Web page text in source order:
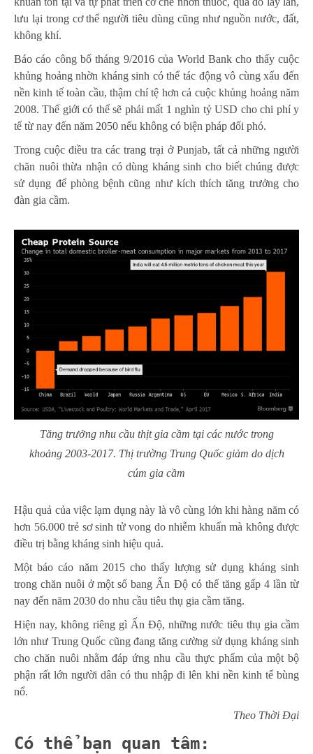
lưu lại trong cơ thể người tiêu dùng cũng như nguồn nước, đất,
không khí.
Báo cáo công bố tháng 9/2016 của World Bank cho thấy cuộc
khủng hoảng nhờn kháng sinh có thể tác động vô cùng xấu đến
nền kinh tế toàn cầu, thậm chí tệ hơn cả cuộc khủng hoảng năm
2008. Thế giới có thể sẽ phải mất 1 nghìn tỷ USD cho chi phí y
tế từ nay đến năm 2050 nếu không có biện pháp đối phó.
Trong cuộc điều tra các trang trại ở Punjab, tất cả những người
chăn nuôi thừa nhận có dùng kháng sinh cho biết chúng được
sử dụng để phòng bệnh cũng như kích thích tăng trưởng cho
đàn gia cầm.
Tăng trưởng nhu cầu thịt gia cầm tại các nước trong
khoảng 2003-2017. Thị trường Trung Quốc giảm do dịch
cúm gia cầm
Hậu quả của việc lạm dụng này là vô cùng lớn khi hàng năm có
hơn 56.000 trẻ sơ sinh tử vong do nhiễm khuẩn mà không được
điều trị bằng kháng sinh hiệu quả.
Một báo cáo năm 2015 cho thấy lượng sử dụng kháng sinh
trong chăn nuôi ở một số bang Ấn Độ có thể tăng gấp 4 lần từ
nay đến năm 2030 do nhu cầu tiêu thụ gia cầm tăng.
Hiện nay, không riêng gì Ấn Độ, những nước tiêu thụ gia cầm
lớn như Trung Quốc cũng đang tăng cường sử dụng kháng sinh
cho chăn nuôi nhằm đáp ứng nhu cầu thực phẩm của một bộ
phận rất lớn người dân có thu nhập đi lên khi nền kinh tế bùng
nổ.
Theo Thời Đại
Có thể bạn quan tâm: